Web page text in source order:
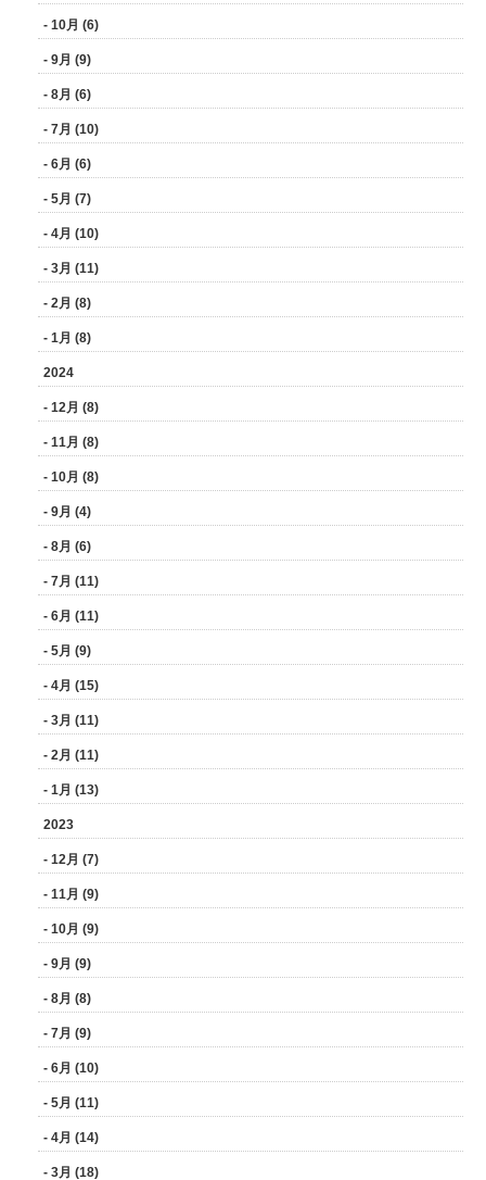
- 10月 (6)
- 9月 (9)
- 8月 (6)
- 7月 (10)
- 6月 (6)
- 5月 (7)
- 4月 (10)
- 3月 (11)
- 2月 (8)
- 1月 (8)
2024
- 12月 (8)
- 11月 (8)
- 10月 (8)
- 9月 (4)
- 8月 (6)
- 7月 (11)
- 6月 (11)
- 5月 (9)
- 4月 (15)
- 3月 (11)
- 2月 (11)
- 1月 (13)
2023
- 12月 (7)
- 11月 (9)
- 10月 (9)
- 9月 (9)
- 8月 (8)
- 7月 (9)
- 6月 (10)
- 5月 (11)
- 4月 (14)
- 3月 (18)